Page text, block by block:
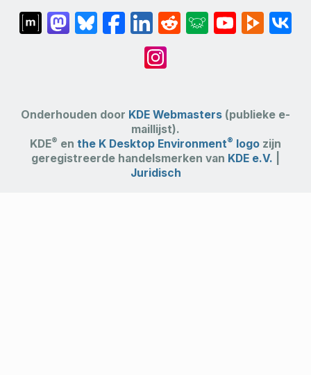
Onderhouden door KDE Webmasters (publieke e-
maillijst).
KDE® en the K Desktop Environment® logo zijn
geregistreerde handelsmerken van KDE e.V.
Juridisch